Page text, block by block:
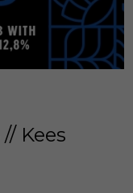
Kees